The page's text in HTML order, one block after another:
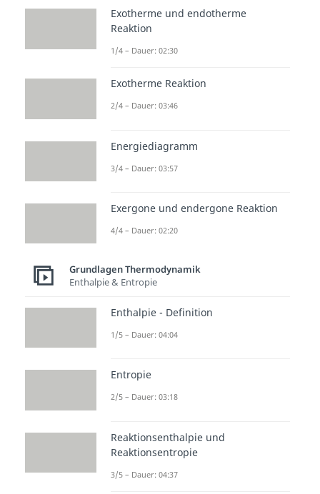
Exotherme und endotherme
Reaktion
1/4 – Dauer: 02:30
Exotherme Reaktion
2/4 – Dauer: 03:46
Energiediagramm
3/4 – Dauer: 03:57
Exergone und endergone Reaktion
4/4 – Dauer: 02:20
Grundlagen Thermodynamik
Enthalpie & Entropie
Enthalpie - Definition
1/5 – Dauer: 04:04
Entropie
2/5 – Dauer: 03:18
Reaktionsenthalpie und
Reaktionsentropie
3/5 – Dauer: 04:37